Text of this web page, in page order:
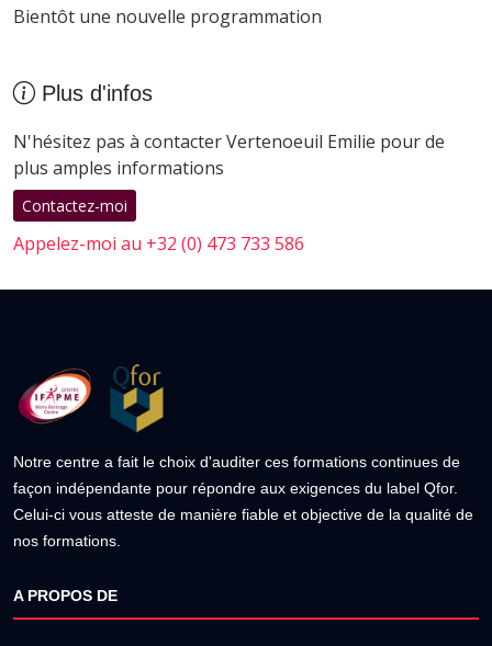
Bientôt une nouvelle programmation
Plus d'infos
N'hésitez pas à contacter Vertenoeuil Emilie pour de
plus amples informations
Contactez-moi
Appelez-moi au +32 (0) 473 733 586
Notre centre a fait le choix d'auditer ces formations continues de
façon indépendante pour répondre aux exigences du label Qfor.
Celui-ci vous atteste de manière fiable et objective de la qualité de
nos formations.
A PROPOS DE